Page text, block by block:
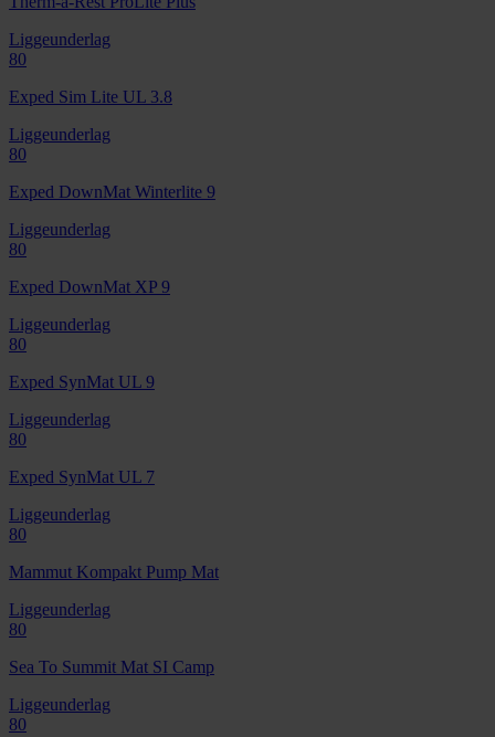
Liggeunderlag
80
Exped Sim Lite UL 3.8
Liggeunderlag
80
Exped DownMat Winterlite 9
Liggeunderlag
80
Exped DownMat XP 9
Liggeunderlag
80
Exped SynMat UL 9
Liggeunderlag
80
Exped SynMat UL 7
Liggeunderlag
80
Mammut Kompakt Pump Mat
Liggeunderlag
80
Sea To Summit Mat SI Camp
Liggeunderlag
80